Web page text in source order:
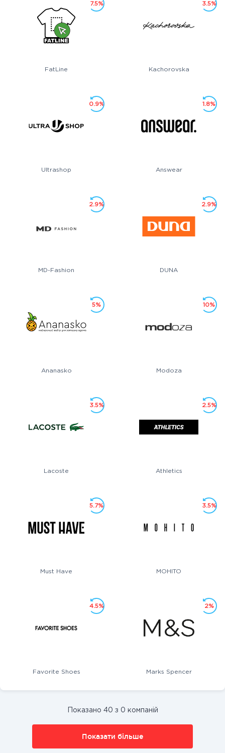
FatLine
7.5%
Kachorovska
3.5%
Ultrashop
0.9%
Answear
1.8%
MD-Fashion
2.9%
DUNA
2.9%
Ananasko
5%
Modoza
10%
Lacoste
3.5%
Athletics
2.5%
Must Have
5.7%
MOHITO
3.5%
Favorite Shoes
4.5%
Marks Spencer
2%
Показано 40 з 0 компаній
Показати більше